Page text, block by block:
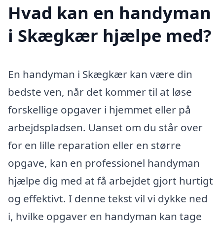
Hvad kan en handyman
i Skægkær hjælpe med?
En handyman i Skægkær kan være din
bedste ven, når det kommer til at løse
forskellige opgaver i hjemmet eller på
arbejdspladsen. Uanset om du står over
for en lille reparation eller en større
opgave, kan en professionel handyman
hjælpe dig med at få arbejdet gjort hurtigt
og effektivt. I denne tekst vil vi dykke ned
i, hvilke opgaver en handyman kan tage